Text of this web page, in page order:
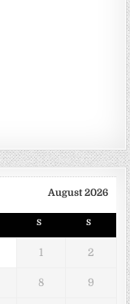
August 2026
S S
1 2
8 9